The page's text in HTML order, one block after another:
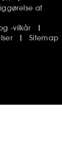
af
-vilkår
Sitemap